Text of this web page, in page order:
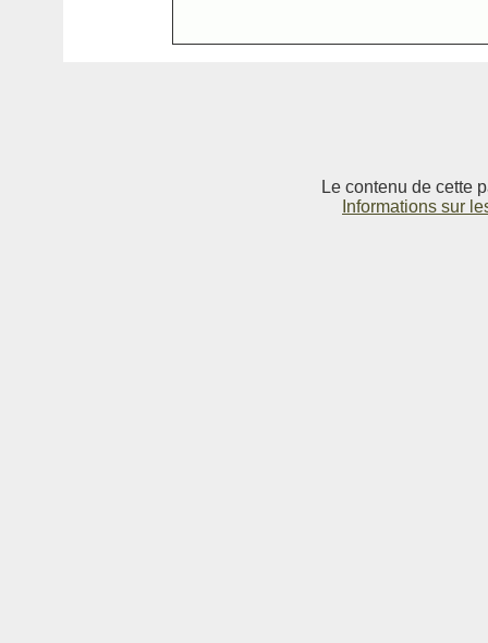
Le contenu de cette
Informations sur